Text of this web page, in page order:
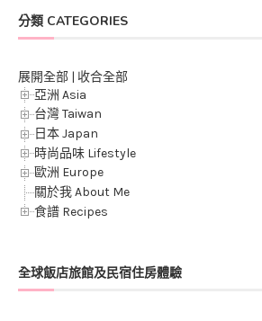
分類 CATEGORIES
展開全部 | 收合全部
亞洲 Asia
台灣 Taiwan
日本 Japan
時尚品味 Lifestyle
歐洲 Europe
關於我 About Me
食譜 Recipes
全球飯店旅館及民宿住房體驗